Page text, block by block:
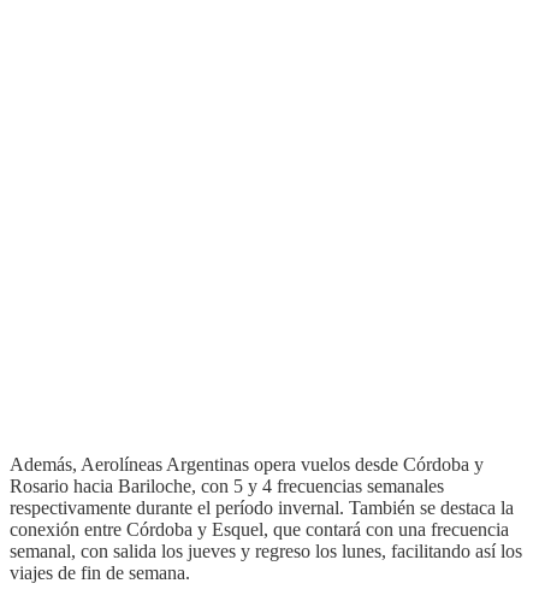
Además, Aerolíneas Argentinas opera vuelos desde Córdoba y
Rosario hacia Bariloche, con 5 y 4 frecuencias semanales
respectivamente durante el período invernal. También se destaca la
conexión entre Córdoba y Esquel, que contará con una frecuencia
semanal, con salida los jueves y regreso los lunes, facilitando así los
viajes de fin de semana.